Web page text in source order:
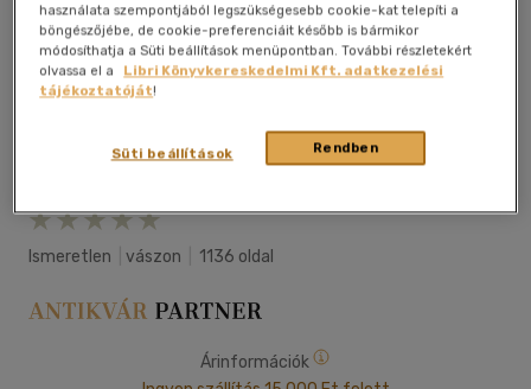
Megosztom
Ismeretlen vászon 1136 oldal
Árinformációk
használata szempontjából legszükségesebb cookie-kat telepíti a
böngészőjébe, de cookie-preferenciáit később is bármikor
módosíthatja a Süti beállítások menüpontban. További részletekért
olvassa el a
Libri Könyvkereskedelmi Kft. adatkezelési
tájékoztatóját!
Rendben
Süti beállítások